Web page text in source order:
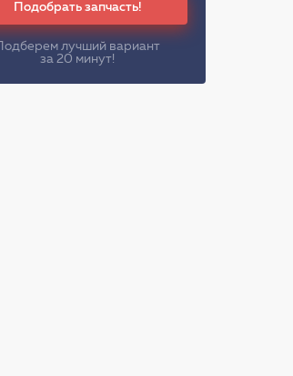
Подобрать запчасть!
Подберем лучший вариант
за 20 минут!